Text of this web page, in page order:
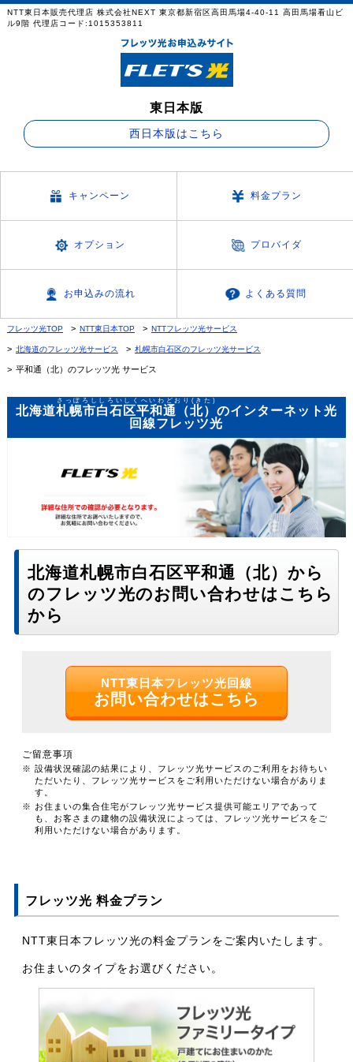
NTT東日本販売代理店 株式会社NEXT 東京都新宿区高田馬場4-40-11 高田馬場看山ビ
ル9階 代理店コード:1015353811
東日本版
西日本版はこちら
キャンペーン 料金プラン
オプション プロバイダ
お申込みの流れ よくある質問
フレッツ光TOP NTT東日本TOP NTTフレッツ光サービス
北海道のフレッツ光サービス 札幌市白石区のフレッツ光サービス
平和通（北）のフレッツ光 サービス
北海道札幌市白石区平和通（北）
さっぽろししろいしくへいわどおり(きた)
のインターネット光
回線フレッツ光
北海道札幌市白石区平和通（北）から
のフレッツ光のお問い合わせはこちら
から
NTT東日本フレッツ光回線
お問い合わせはこちら
ご留意事項
※ 設備状況確認の結果により、フレッツ光サービスのご利用をお待ちい
ただいたり、フレッツ光サービスをご利用いただけない場合がありま
す。
※ お住まいの集合住宅がフレッツ光サービス提供可能エリアであって
も、お客さまの建物の設備状況によっては、フレッツ光サービスをご
利用いただけない場合があります。
フレッツ光 料金プラン
NTT東日本フレッツ光の料金プランをご案内いたします。
お住まいのタイプをお選びください。